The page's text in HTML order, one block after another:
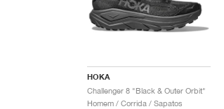
HOKA
Challenger 8 "Black & Outer Orbit"
Homem / Corrida / Sapatos